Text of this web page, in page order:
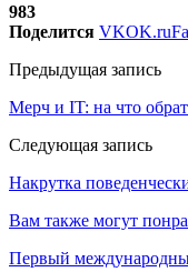
983
Поделится VKOK.ru
Предыдущая запись
Мерч и IT: на что
Следующая запись
Накрутка
Вам также могут
Первый